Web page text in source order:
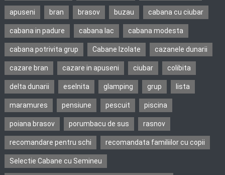
apuseni bran brasov buzau cabana cu ciubar
cabana in padure cabana lac cabana modesta
cabana potrivita grup Cabane Izolate cazanele dunarii
cazare bran cazare in apuseni ciubar colibita
delta dunarii eselnita glamping grup lista
maramures pensiune pescuit piscina
poiana brasov porumbacu de sus rasnov
recomandare pentru schi recomandata familiilor cu copii
Selectie Cabane cu Semineu